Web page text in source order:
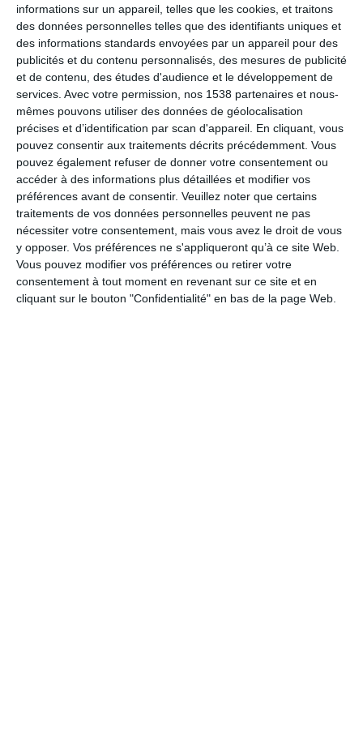
informations sur un appareil, telles que les cookies, et traitons
des données personnelles telles que des identifiants uniques et
des informations standards envoyées par un appareil pour des
publicités et du contenu personnalisés, des mesures de publicité
et de contenu, des études d'audience et le développement de
services. Avec votre permission, nos 1538 partenaires et nous-
mêmes pouvons utiliser des données de géolocalisation
précises et d’identification par scan d'appareil. En cliquant, vous
pouvez consentir aux traitements décrits précédemment. Vous
pouvez également refuser de donner votre consentement ou
accéder à des informations plus détaillées et modifier vos
préférences avant de consentir. Veuillez noter que certains
traitements de vos données personnelles peuvent ne pas
nécessiter votre consentement, mais vous avez le droit de vous
y opposer. Vos préférences ne s'appliqueront qu’à ce site Web.
Vous pouvez modifier vos préférences ou retirer votre
consentement à tout moment en revenant sur ce site et en
cliquant sur le bouton "Confidentialité" en bas de la page Web.
Avec photo et prénom
#FAIRE-PART #INVITATION #PERSONNALISABLE #NAISSANCE #BÉBÉ
Avec photo et textes